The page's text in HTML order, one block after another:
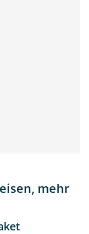
mehr